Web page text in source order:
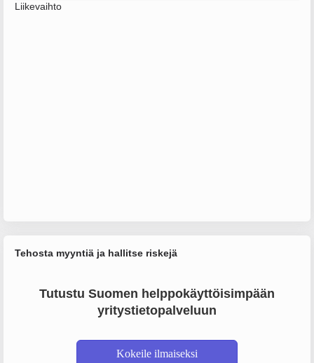
Liikevaihto
Tehosta myyntiä ja hallitse riskejä
Tutustu Suomen helppokäyttöisimpään
yritystietopalveluun
Kokeile ilmaiseksi